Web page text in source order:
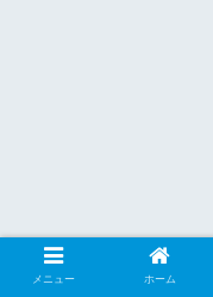
メニュー ホーム